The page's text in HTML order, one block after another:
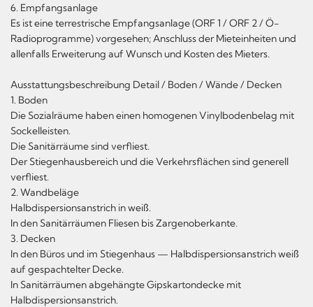
6. Empfangsanlage
Es ist eine terrestrische Empfangsanlage (ORF 1 / ORF 2 / Ö-
Radioprogramme) vorgesehen; Anschluss der Mieteinheiten und
allenfalls Erweiterung auf Wunsch und Kosten des Mieters.
Ausstattungsbeschreibung Detail / Boden / Wände / Decken
1. Boden
Die Sozialräume haben einen homogenen Vinylbodenbelag mit
Sockelleisten.
Die Sanitärräume sind verfliest.
Der Stiegenhausbereich und die Verkehrsflächen sind generell
verfliest.
2. Wandbeläge
Halbdispersionsanstrich in weiß.
In den Sanitärräumen Fliesen bis Zargenoberkante.
3. Decken
In den Büros und im Stiegenhaus — Halbdispersionsanstrich weiß
auf gespachtelter Decke.
In Sanitärräumen abgehängte Gipskartondecke mit
Halbdispersionsanstrich.